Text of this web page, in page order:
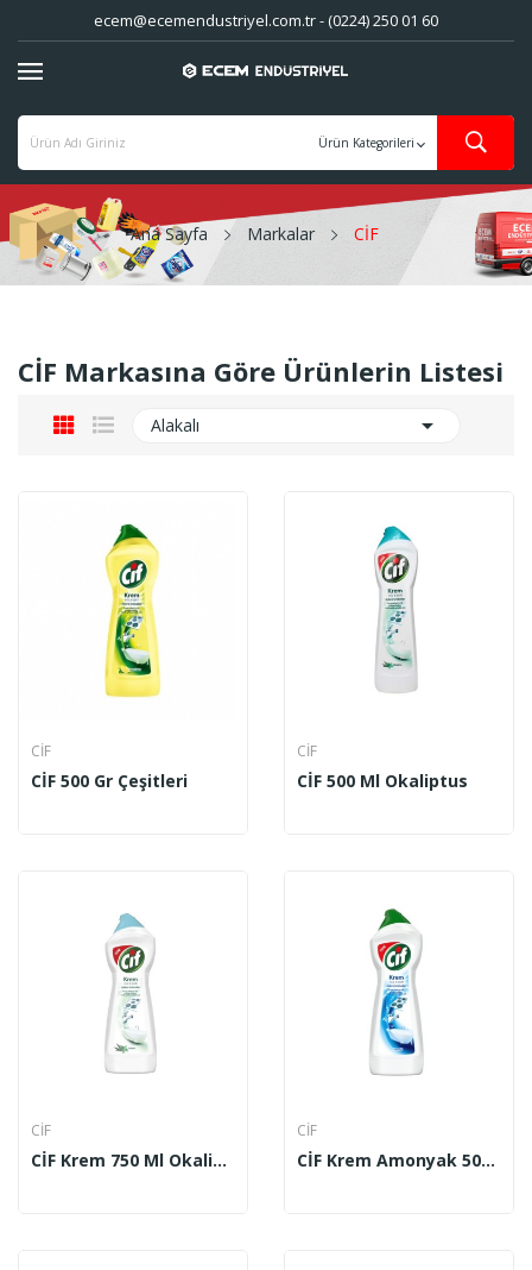
ecem@ecemendustriyel.com.tr - (0224) 250 01 60
Ana Sayfa Markalar CİF
CİF Markasına Göre Ürünlerin Listesi
Alakalı 
CİF
CİF 500 Gr Çeşitleri
CİF
CİF 500 Ml Okaliptus
CİF
CİF Krem 750 Ml Okaliptus
CİF
CİF Krem Amonyak 500 Ml